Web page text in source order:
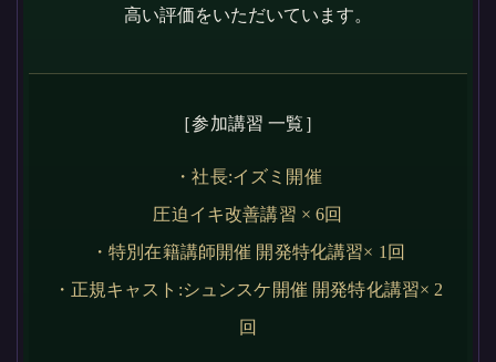
高い評価をいただいています。
［参加講習 一覧］
・社長:イズミ開催
圧迫イキ改善講習 × 6回
・特別在籍講師開催 開発特化講習× 1回
・正規キャスト:シュンスケ開催 開発特化講習× 2
回